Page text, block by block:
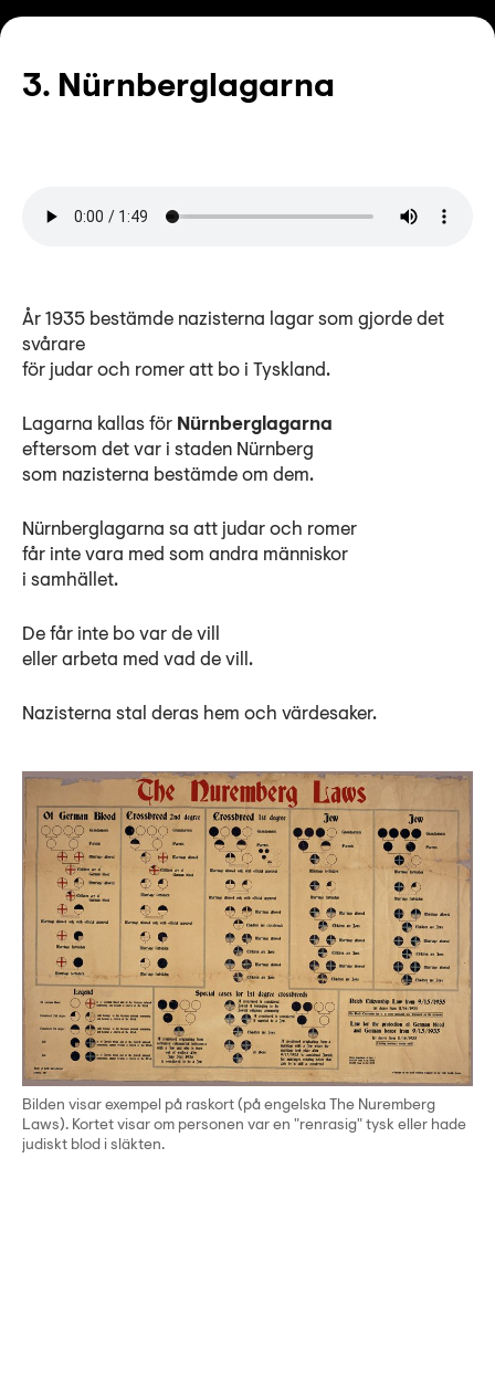
3. Nürnberglagarna
År 1935 bestämde nazisterna lagar som gjorde det
svårare
för judar och romer att bo i Tyskland.
Lagarna kallas för Nürnberglagarna
eftersom det var i staden Nürnberg
som nazisterna bestämde om dem.
Nürnberglagarna sa att judar och romer
får inte vara med som andra människor
i samhället.
De får inte bo var de vill
eller arbeta med vad de vill.
Nazisterna stal deras hem och värdesaker.
Bilden visar exempel på raskort (på engelska The Nuremberg
Laws). Kortet visar om personen var en "renrasig" tysk eller hade
judiskt blod i släkten.